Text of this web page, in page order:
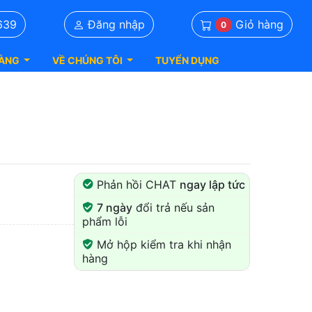
Đăng nhập 0 Giỏ hàng
VỀ CHÚNG TÔI TUYỂN DỤNG
Phản hồi CHAT ngay lập tức
7 ngàyđổi trả nếu sản
phẩm lỗi
Mở hộp kiểm tra khi nhận
hàng